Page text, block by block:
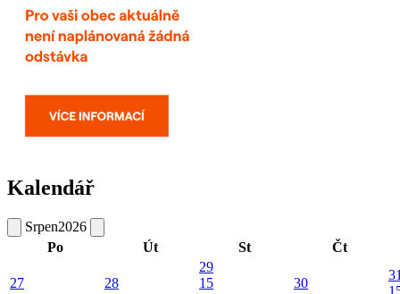
Kalendář
Srpen2026
Po
Út St Čt
27
28
29
15
30